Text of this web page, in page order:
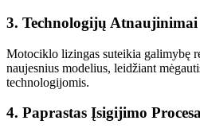
3. Technologijų Atnaujinimai
Motociklo lizingas suteikia galimybę
naujesnius modelius, leidžiant
technologijomis.
4. Paprastas Įsigijimo